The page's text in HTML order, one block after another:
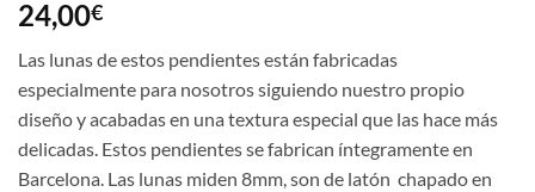
24,00€
Las lunas de estos pendientes están fabricadas
especialmente para nosotros siguiendo nuestro propio
diseño y acabadas en una textura especial que las hace más
delicadas. Estos pendientes se fabrican íntegramente en
Barcelona. Las lunas miden 8mm, son de latón chapado en